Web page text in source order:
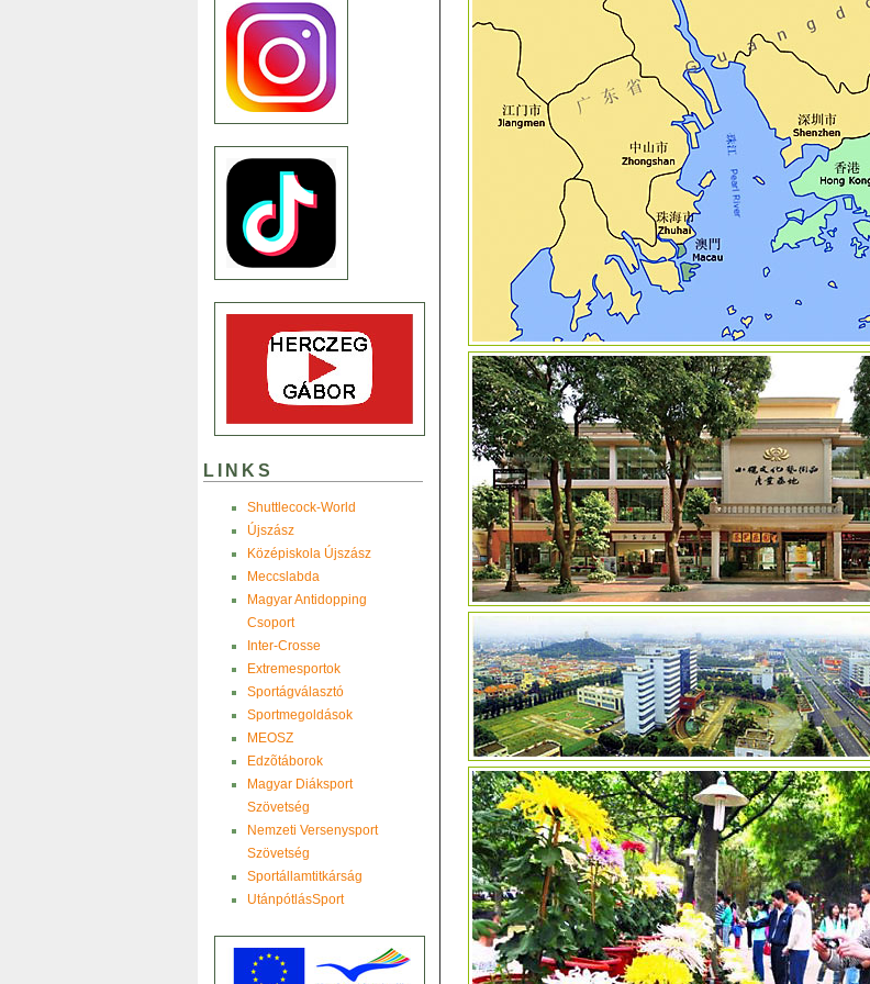
LINKS
Shuttlecock-World
Újszász
Középiskola Újszász
Meccslabda
Magyar Antidopping
Csoport
Inter-Crosse
Extremesportok
Sportágválasztó
Sportmegoldások
MEOSZ
Edzõtáborok
Magyar Diáksport
Szövetség
Nemzeti Versenysport
Szövetség
Sportállamtitkárság
UtánpótlásSport